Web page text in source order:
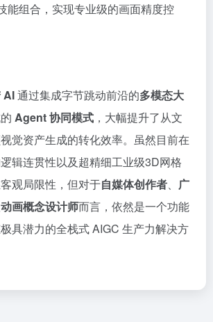
能组合，实现专业级的画面精度控
AI通过集成字节跳动前沿的多模态大
Agent 协同模式 ，大幅提升了从文
觉资产生成的转化效率。虽然目前在
辑连贯性以及超精细工业级3D网格
观局限性，但对于自媒体创作者、 广
动画概念设计师而言，依然是一个功能
具潜力的全栈式 AIGC 生产力解决方